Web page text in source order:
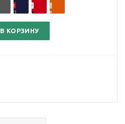
В КОРЗИНУ